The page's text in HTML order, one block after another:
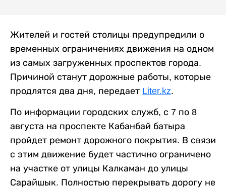
Жителей и гостей столицы предупредили о
временных ограничениях движения на одном
из самых загруженных проспектов города.
Причиной станут дорожные работы, которые
продлятся два дня, передает Liter.kz.
По информации городских служб, с 7 по 8
августа на проспекте Кабанбай батыра
пройдет ремонт дорожного покрытия. В связи
с этим движение будет частично ограничено
на участке от улицы Калкаман до улицы
Сарайшык. Полностью перекрывать дорогу не